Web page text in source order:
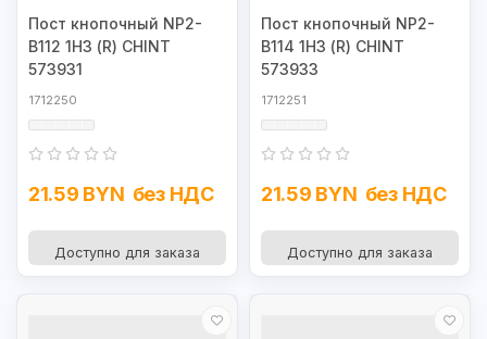
Пост кнопочный NP2-
B112 1НЗ (R) CHINT
573931
1712250
21.59 BYN без НДС
Доступно для заказа
Пост кнопочный NP2-
B114 1НЗ (R) CHINT
573933
1712251
21.59 BYN без НДС
Доступно для заказа